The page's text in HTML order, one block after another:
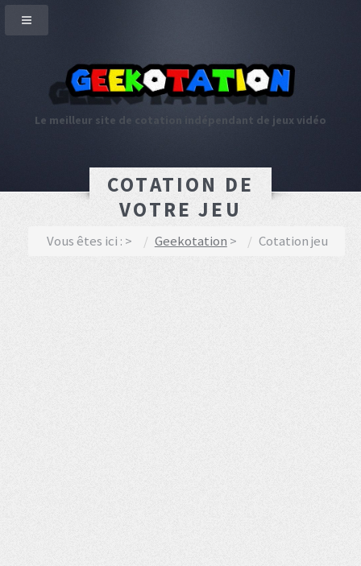
Le meilleur site de cotation indépendant de jeux vidéo
COTATION DE
VOTRE JEU
Vous êtes ici : Geekotation Cotation jeu